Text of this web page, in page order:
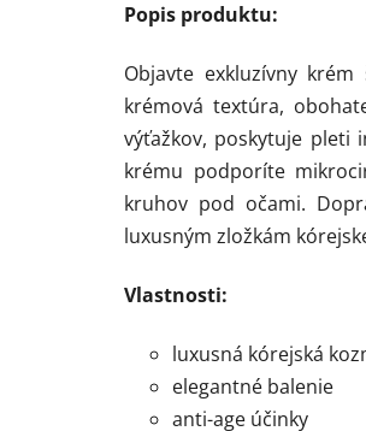
Popis produktu:
Objavte exkluzívny
krémová textúra,
výťažkov, poskytuje pleti
krému podporíte
kruhov pod očami.
luxusným zložkám
Vlastnosti:
luxusná kórejská
elegantné balenie
anti-age účinky